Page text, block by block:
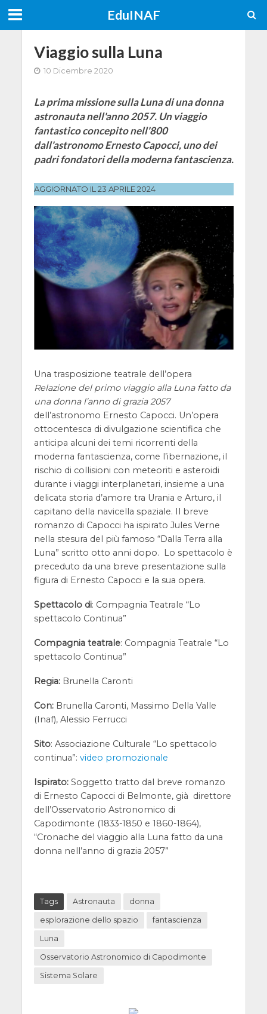
EduINAF
Viaggio sulla Luna
10 Dicembre 2020
La prima missione sulla Luna di una donna
astronauta nell'anno 2057. Un viaggio
fantastico concepito nell'800
dall'astronomo Ernesto Capocci, uno dei
padri fondatori della moderna fantascienza.
AGGIORNATO IL 23 APRILE 2024
Una trasposizione teatrale dell’opera
Relazione del primo viaggio alla Luna fatto da
una donna l’anno di grazia 2057
dell’astronomo Ernesto Capocci. Un’opera
ottocentesca di divulgazione scientifica che
anticipa alcuni dei temi ricorrenti della
moderna fantascienza, come l’ibernazione, il
rischio di collisioni con meteoriti e asteroidi
durante i viaggi interplanetari, insieme a una
delicata storia d’amore tra Urania e Arturo, il
capitano della navicella spaziale. Il breve
romanzo di Capocci ha ispirato Jules Verne
nella stesura del più famoso “Dalla Terra alla
Luna” scritto otto anni dopo.
Lo spettacolo è
preceduto da una breve presentazione sulla
figura di Ernesto Capocci e la sua opera.
Spettacolo di: Compagnia Teatrale “Lo
spettacolo Continua”
Compagnia teatrale: Compagnia Teatrale “Lo
spettacolo Continua”
Regia: Brunella Caronti
Con:Brunella Caronti, Massimo Della Valle
(Inaf), Alessio Ferrucci
Sito: Associazione Culturale “Lo spettacolo
continua”: video promozionale
Ispirato: Soggetto tratto dal breve romanzo
di Ernesto Capocci di Belmonte, già direttore
dell’Osservatorio Astronomico di
Capodimonte (1833-1850 e 1860-1864),
“Cronache del viaggio alla Luna fatto da una
donna nell’anno di grazia 2057”
Tags Astronauta donna
esplorazione dello spazio fantascienza
Luna
Osservatorio Astronomico di Capodimonte
Sistema Solare